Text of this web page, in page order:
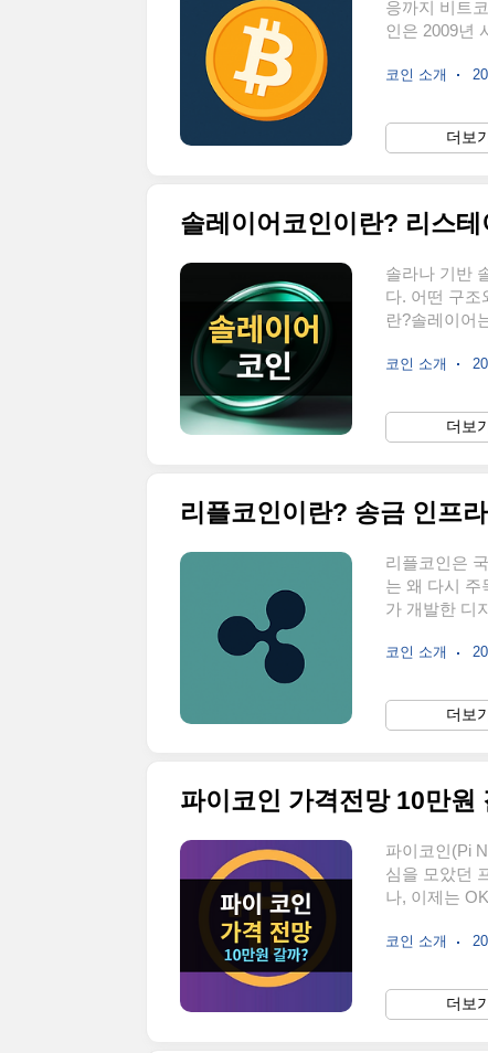
응까지 비트
인은 2009년
지지 않았습
다. 화폐의 본
BTC라는 약
코인 소개
더보
솔라나 기반
다. 어떤 구조
란?솔레이어
시 예치할 수
합니다. 정식
프로젝트로 분류됩니다. 🔗 관련사이트 👉
코인 소개
더보
리플코인이란? 송금 인프
리플코인은
는 왜 다시 주
가 개발한 디
의 협업을 중
시바이누처럼
용되는 걸 목
코인 소개
더보
파이코인 가격전망 10만원
파이코인(Pi
심을 모았던
나, 이제는
앞으로 얼마
캠소리를 들
는 조롱을 듣
코인 소개
더보